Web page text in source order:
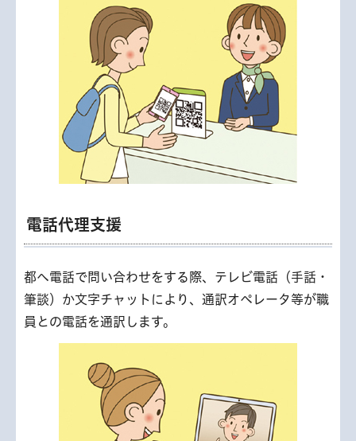
電話代理支援
都へ電話で問い合わせをする際、テレビ電話（手話・
筆談）か文字チャットにより、通訳オペレータ等が職
員との電話を通訳します。